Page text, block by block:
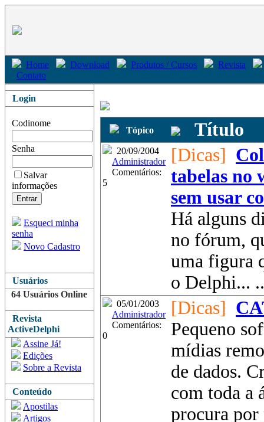
Home Download Produtos / Cursos
Revista
Contato
Login
Codinome
Senha
Salvar
informações
Esqueci minha
senha
Novo Cadastro
Usuários
64 Usuários Online
Revista
ActiveDelphi
Assine Já!
Edições
Sobre a Revista
Conteúdo
Apostilas
Artigos
Tópico Título
20/09/2004
Administrador
Comentários:
5
[Dicas]
tabelas no
sem usar
Há alguns
no fórum,
uma figura
o Delphi...
05/01/2003
Administrador
Comentários:
0
[Dicas]
Pequeno
mídias
de dados.
com toda a
procura por